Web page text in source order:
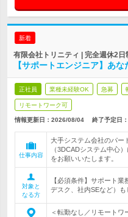
新着
有限会社トリニティ | 完全週休2
【サポートエンジニア】あ
正社員 業種未経験OK 急募
リモートワーク可
情報更新日：2026/08/04 終了予定日：
仕事内容
大手システム会社のパー
（3DCADシステム中心
をお願いいたします。
対象と
なる方
【必須条件】サポート
デスク、社内SEなど）
＜転勤なし／リモートワ